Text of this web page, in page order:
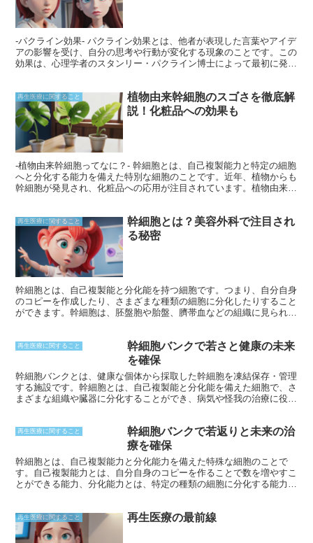
-パクライン効果- パクライン効果とは、他者が表現した言葉やアイデ
アの影響を受け、自分の思考や行動が変化する現象のことです。この
効果は、心理学者のスタンリー・パクライン博士によって最初に発見
ことを示しました。
再生医療に関すること
植物由来幹細胞のスゴさを徹底解
説！化粧品への効果も
-植物由来幹細胞ってなに？- 幹細胞とは、自己複製能力と特定の細胞
へと分化する能力を備えた特別な細胞のことです。近年、植物からも
幹細胞が発見され、化粧品への応用が注目されています。植物由来幹
る能力を持っています。
再生医療に関すること
幹細胞とは？美容外科で注目され
る秘密
幹細胞とは、自己複製能と分化能を持つ細胞です。つまり、自分自身
のコピーを作成したり、さまざまな種類の細胞に分化したりすること
ができます。幹細胞は、胚盤胞や胎盤、臍帯血などの組織に見られま
きます。幹細胞は、臓器の修復や再生医療への応用が期待されていま
再生医療に関すること
幹細胞バンクで若さと健康の未来
を確保
幹細胞バンクとは、健康な個体から採取した幹細胞を凍結保存・管理
する施設です。幹細胞とは、自己複製能と分化能を備えた細胞で、さ
まざまな組織や臓器に分化することができ、病気や怪我の治療に役立
再生医療に関すること
幹細胞バンクで若返りと未来の治
療を確保
幹細胞とは、自己複製能力と分化能力を備えた特殊な細胞のことで
す。自己複製能力とは、自分自身のコピーを作ることで数を増やすこ
とができる能力、分化能力とは、特定の種類の細胞に分化する能力を
再生医療に関すること 再生医療の最前線